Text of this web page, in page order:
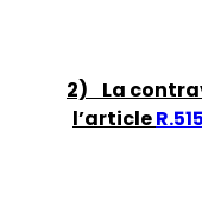
2) La
l’article